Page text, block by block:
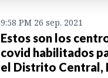
9:58 PM 26 sep. 2021
Estos son los
covid habilitados
el Distrito Central,